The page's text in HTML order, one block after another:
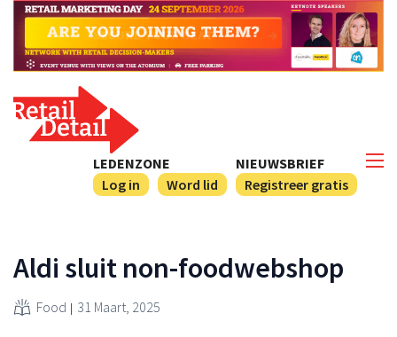
NIEUWSBRIEF
Registreer gratis
LEDENZONE
Log in
Word lid
Aldi sluit non-foodwebshop
Food 31 Maart, 2025